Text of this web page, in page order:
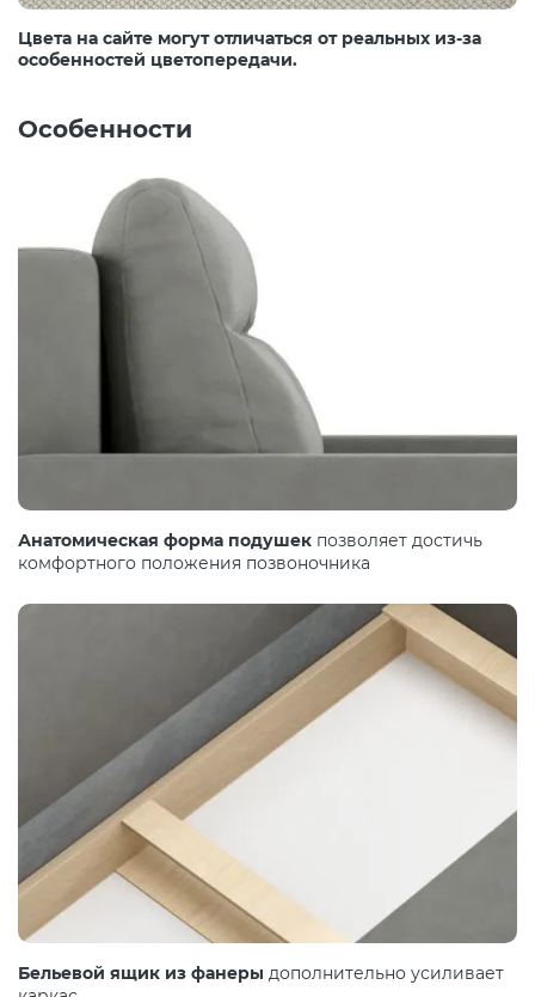
Цвета на сайте могут отличаться от реальных из-за
особенностей цветопередачи.
Особенности
Анатомическая форма подушек позволяет достичь
комфортного положения позвоночника
Бельевой ящик из фанеры дополнительно усиливает